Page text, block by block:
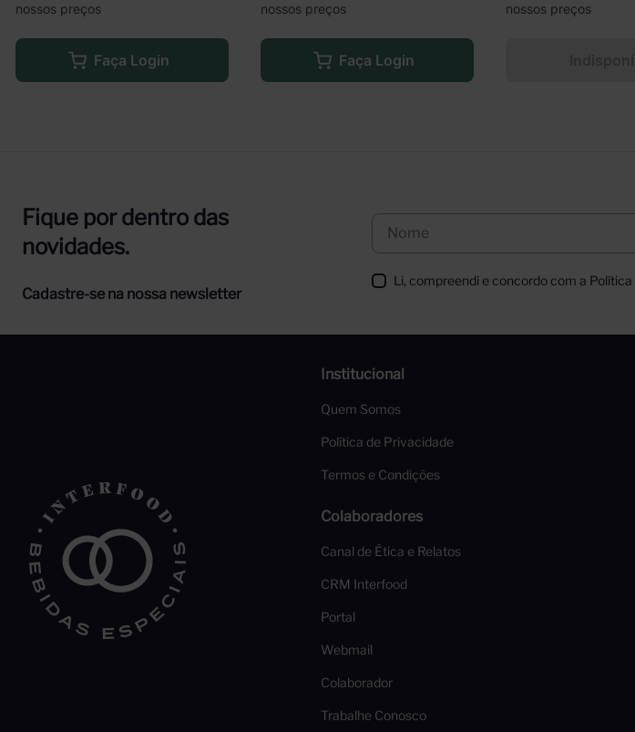
nossos preços
Faça Login
nossos preços
Faça Login
nossos preços
Fique por dentro das
novidades.
Cadastre-se na nossa newsletter
Li, compreendi e concordo com a
Institucional
Quem Somos
Política de Privacidade
Termos e Condições
Colaboradores
Canal de Ética e Relatos
CRM Interfood
Portal
Webmail
Colaborador
Trabalhe Conosco